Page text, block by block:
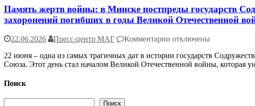
июня,
начало
Великой
традиции
Память жертв войны: в Минске постпреды государств
захоронений погибших в годы Великой Отечественной
22.06.2026 Пресс-центр МАГ Комментарии к
Память
жертв
отключены
22 июня – одна из самых трагичных дат в истории государств
Союза. Этот день стал началом Великой Отечественной войны, которая
Поиск
Поиск